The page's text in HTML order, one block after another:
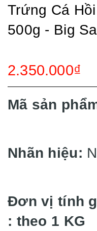
Trứng Cá
500g - Big
2.350.000₫
Mã sản
Nhãn hiệu:
Đơn vị tính
: theo 1 KG